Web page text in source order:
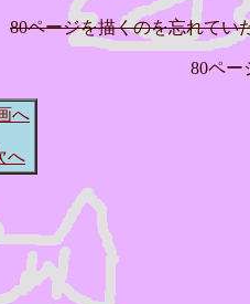
80ページを描くのを忘れてい
80ペー
へ
へ